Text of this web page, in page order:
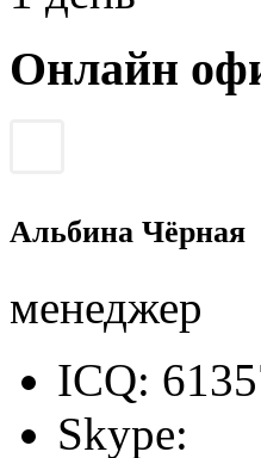
Онлайн
Альбина Чёрная
менеджер
ICQ:
Skype: